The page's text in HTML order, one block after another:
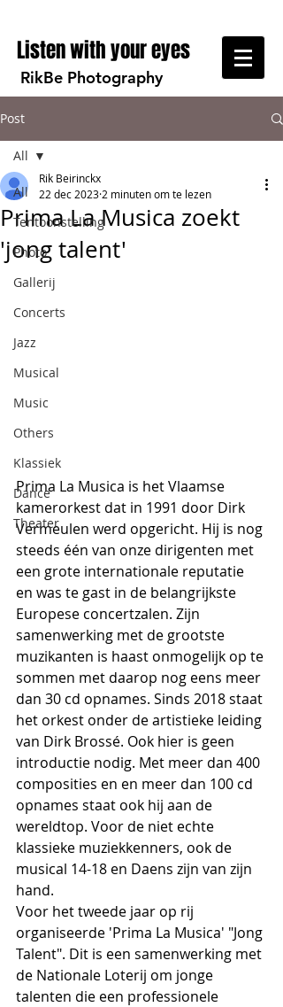
Listen with your eyes
RikBe Photography
Post
All
Tentoonstelling
Photo
Gallerij
Concerts
Jazz
Musical
Music
Others
Klassiek
Dance
Theater
All
Prima La Musica zoekt
'jong talent'
Rik Beirinckx
22 dec 2023 2 minuten om te lezen
Prima La Musica is het Vlaamse
kamerorkest dat in 1991 door Dirk
Vermeulen werd opgericht. Hij is nog
steeds één van onze dirigenten met
een grote internationale reputatie
en was te gast in de belangrijkste
Europese concertzalen. Zijn
samenwerking met de grootste
muzikanten is haast onmogelijk op te
sommen met daarop nog eens meer
dan 30 cd opnames. Sinds 2018 staat
het orkest onder de artistieke leiding
van Dirk Brossé. Ook hier is geen
introductie nodig. Met meer dan 400
composities en en meer dan 100 cd
opnames staat ook hij aan de
wereldtop. Voor de niet echte
klassieke muziekkenners, ook de
musical 14-18 en Daens zijn van zijn
hand.
Voor het tweede jaar op rij
organiseerde 'Prima La Musica' "Jong
Talent". Dit is een samenwerking met
de Nationale Loterij om jonge
talenten die een professionele